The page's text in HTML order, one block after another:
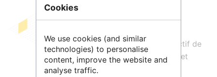
ressources en Science Ouverte. L’objectif de
cet outil de recherche est de recenser et
faciliter l’accès aux ressources
Cookies
We use cookies (and similar
technologies) to personalise
content, improve the website and
analyse traffic.